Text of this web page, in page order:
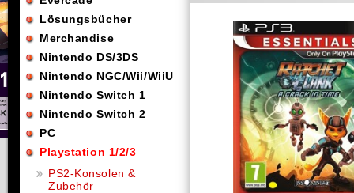
Lösungsbücher
Merchandise
Nintendo DS/3DS
Nintendo NGC/Wii/WiiU
Nintendo Switch 1
Nintendo Switch 2
PC
Playstation 1/2/3
PS2-Konsolen &
Zubehör